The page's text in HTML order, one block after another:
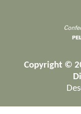
Copyright ©